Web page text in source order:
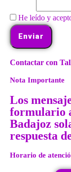
He leído y
Enviar
Contactar con
Nota Importante
Los
formulario
Badajoz
respuesta
Horario de